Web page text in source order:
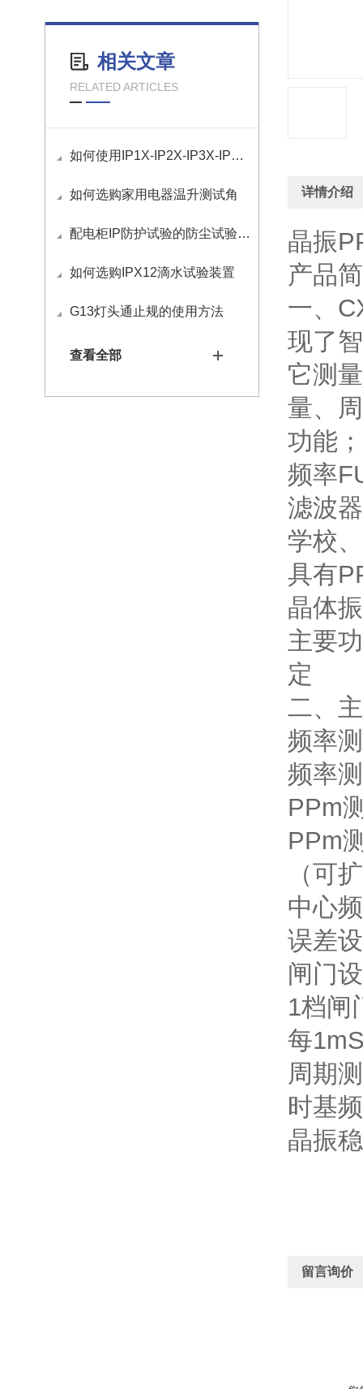
相关文章
RELATED ARTICLES
如何使用IP1X-IP2X-IP3X-IP4X等级试验探棒？
如何选购家用电器温升测试角
配电柜IP防护试验的防尘试验要求是什么？
如何选购IPX12滴水试验装置
G13灯头通止规的使用方法
查看全部
详情介绍
晶振
产品
一、
现了
它测
量、
功能
频率
滤波
学校
具有
晶体
主要
定
二、
频率
频率
PPm
PPm
（可
中心
误差
闸门
1档闸
每
周期
时基
晶振
留言询价